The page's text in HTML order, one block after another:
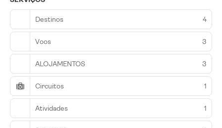
Destinos 4
Voos 3
ALOJAMENTOS 3
Circuitos 1
Atividades 1